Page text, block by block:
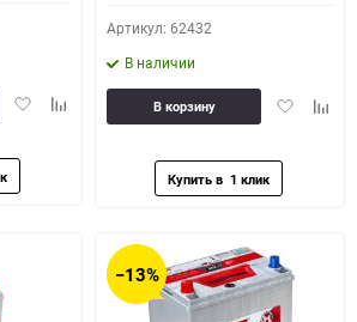
ДобавитьДобавить
Артикул: 62432
В наличии
Добавить
В корзину
−13%